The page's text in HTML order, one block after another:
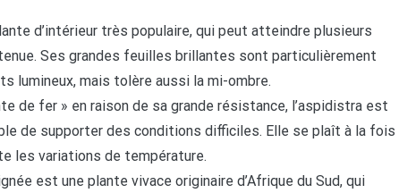
d’intérieur très populaire, qui peut atteindre plusieurs
Ses grandes feuilles brillantes sont particulièrement
lumineux, mais tolère aussi la mi-ombre.
de fer » en raison de sa grande résistance, l’aspidistra est
de supporter des conditions difficiles. Elle se plaît à la fois
les variations de température.
est une plante vivace originaire d’Afrique du Sud, qui